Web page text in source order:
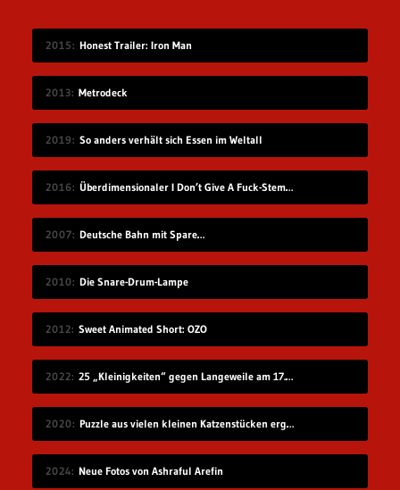
2015 Honest Trailer: Iron Man
2013 Metrodeck
2019 So anders verhält sich Essen im Weltall
2016 Überdimensionaler I Don’t Give A Fuck-Stempel
2007 Deutsche Bahn mit Spare…
2010 Die Snare-Drum-Lampe
2012 Sweet Animated Short: OZO
2022 25 „Kleinigkeiten“ gegen Langeweile am 17.07.2022
2020 Puzzle aus vielen kleinen Katzenstücken ergibt eine große Katze
2024 Neue Fotos von Ashraful Arefin